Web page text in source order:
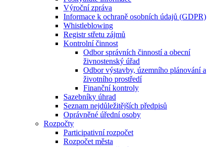
Výroční zpráva
Informace k ochraně osobních údajů (GDPR)
Whistleblowing
Registr střetu zájmů
Kontrolní činnost
Odbor správních činností a obecní
živnostenský úřad
Odbor výstavby, územního plánování a
životního prostředí
Finanční kontroly
Sazebníky úhrad
Seznam nejdůležitějších předpisů
Oprávněné úřední osoby
Rozpočty
Participativní rozpočet
Rozpočet města